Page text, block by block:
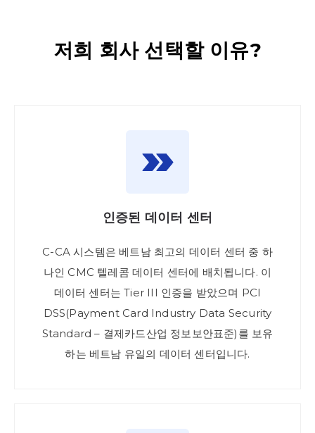
저희 회사 선택할 이유?
인증된 데이터 센터
C-CA 시스템은 베트남 최고의 데이터 센터 중 하
나인 CMC 텔레콤 데이터 센터에 배치됩니다. 이
데이터 센터는 Tier III 인증을 받았으며 PCI
DSS(Payment Card Industry Data Security
Standard – 결제카드산업 정보보안표준)를 보유
하는 베트남 유일의 데이터 센터입니다.